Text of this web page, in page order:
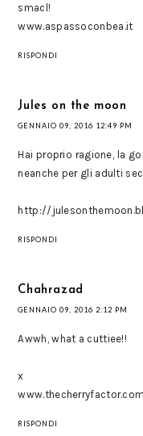
smacl!
www.aspassoconbea.it
RISPONDI
Jules on the moon
GENNAIO 09, 2016 12:49 PM
Hai proprio ragione, la
neanche per gli adulti
http://
RISPONDI
Chahrazad
GENNAIO 09, 2016 2:12 PM
Awwh, what a cuttiee!!
x
www.thecherryfactor.com
RISPONDI